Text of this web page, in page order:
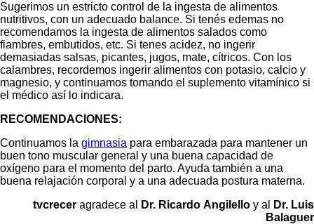
Sugerimos un estricto control de la ingesta de alimentos
nutritivos, con un adecuado balance. Si tenés edemas no
recomendamos la ingesta de alimentos salados como
fiambres, embutidos, etc. Si tenes acidez, no ingerir
demasiadas salsas, picantes, jugos, mate, cítricos. Con los
calambres, recordemos ingerir alimentos con potasio, calcio y
magnesio, y continuamos tomando el suplemento vitamínico si
el médico así lo indicara.
RECOMENDACIONES:
Continuamos la gimnasia para embarazada para mantener un
buen tono muscular general y una buena capacidad de
oxígeno para el momento del parto. Ayuda también a una
buena relajación corporal y a una adecuada postura materna.
tvcrecer agradece al Dr. Ricardo Angilello y al Dr. Luis
Balaguer